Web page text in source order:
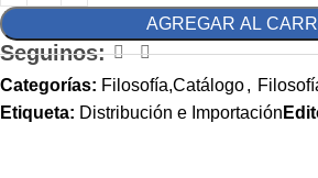
AGREGAR AL
Seguinos:
Categorías: Filosofía,Catálogo,
Etiqueta: Distribución e Importación